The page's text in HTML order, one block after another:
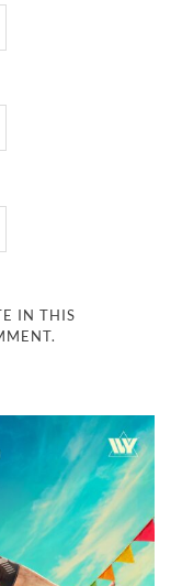
IN THIS